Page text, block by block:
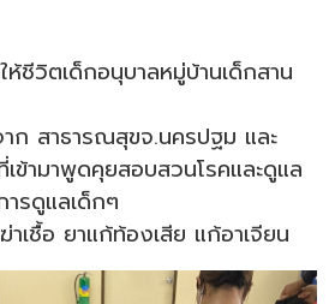
ห้ชีวิตเด็กอนุบาลหมู่บ้านเด็กสาน
ก สาธารณสุขจ.นครปฐม และ
ข้ามาพูดคุยสอบสวนโรคและดูแล
ารดูแลเด็กๆ
าเชื้อ ยาแก้ท้องเสีย แก้อาเจียน